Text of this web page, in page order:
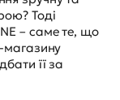
Тоді
– саме те, що
магазину
її за